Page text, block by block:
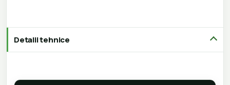
Detalii tehnice